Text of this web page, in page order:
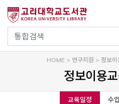
건
기
통합검색
사이트내 검색
HOME> 연구지원 > 정보
정보이용
교육일정 수